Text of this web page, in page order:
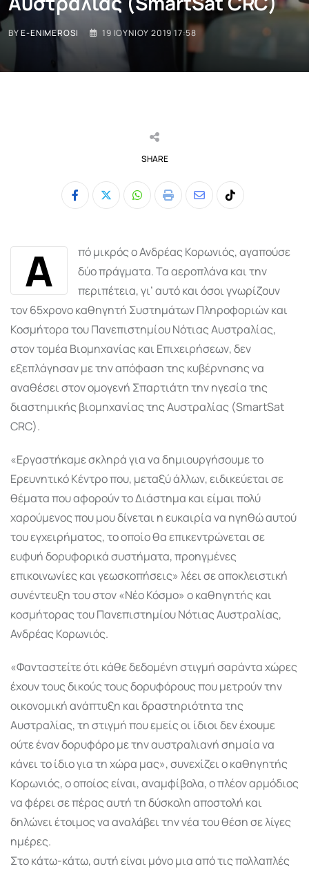
BYE-ENIMEROSI 19 ΙΟΥΝΊΟΥ 2019 17:58
SHARE
Whatsapp
Print
ShareTiktok
Α
πό μικρός ο Ανδρέας Κορωνιός, αγαπούσε
δύο πράγματα. Τα αεροπλάνα και την
περιπέτεια, γι’ αυτό και όσοι γνωρίζουν
τον 65χρονο καθηγητή Συστημάτων Πληροφοριών και
Κοσμήτορα του Πανεπιστημίου Νότιας Αυστραλίας,
στον τομέα Βιομηχανίας και Επιχειρήσεων, δεν
εξεπλάγησαν με την απόφαση της κυβέρνησης να
αναθέσει στον ομογενή Σπαρτιάτη την ηγεσία της
διαστημικής βιομηχανίας της Αυστραλίας (SmartSat
CRC).
«Εργαστήκαμε σκληρά για να δημιουργήσουμε το
Ερευνητικό Κέντρο που, μεταξύ άλλων, ειδικεύεται σε
θέματα που αφορούν το Διάστημα και είμαι πολύ
χαρούμενος που μου δίνεται η ευκαιρία να ηγηθώ αυτού
του εγχειρήματος, το οποίο θα επικεντρώνεται σε
ευφυή δορυφορικά συστήματα, προηγμένες
επικοινωνίες και γεωσκοπήσεις» λέει σε αποκλειστική
συνέντευξη του στον «Νέο Κόσμο» ο καθηγητής και
κοσμήτορας του Πανεπιστημίου Νότιας Αυστραλίας,
Ανδρέας Κορωνιός.
«Φανταστείτε ότι κάθε δεδομένη στιγμή σαράντα χώρες
έχουν τους δικούς τους δορυφόρους που μετρούν την
οικονομική ανάπτυξη και δραστηριότητα της
Αυστραλίας, τη στιγμή που εμείς οι ίδιοι δεν έχουμε
ούτε έναν δορυφόρο με την αυστραλιανή σημαία να
κάνει το ίδιο για τη χώρα μας», συνεχίζει ο καθηγητής
Κορωνιός, ο οποίος είναι, αναμφίβολα, ο πλέον αρμόδιος
να φέρει σε πέρας αυτή τη δύσκολη αποστολή και
δηλώνει έτοιμος να αναλάβει την νέα του θέση σε λίγες
ημέρες.
Στο κάτω-κάτω, αυτή είναι μόνο μια από τις πολλαπλές